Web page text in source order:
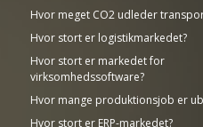
Hvor meget CO2 udleder
Hvor stort er logistikmarkedet?
Hvor stort er markedet for
virksomhedssoftware?
Hvor mange produktionsjob er
Hvor stort er ERP-markedet?